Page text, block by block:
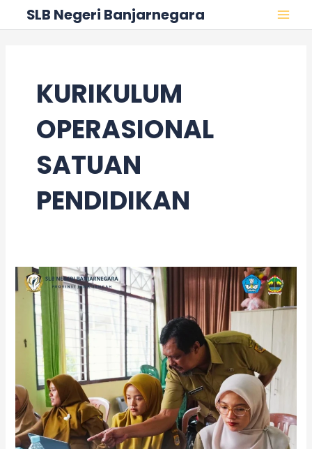
SLB Negeri Banjarnegara
KURIKULUM
OPERASIONAL
SATUAN
PENDIDIKAN
Workshop
Penyusunan
KSP
2026/2027
Digitalisasi
Kelas
di
SLB
Negeri